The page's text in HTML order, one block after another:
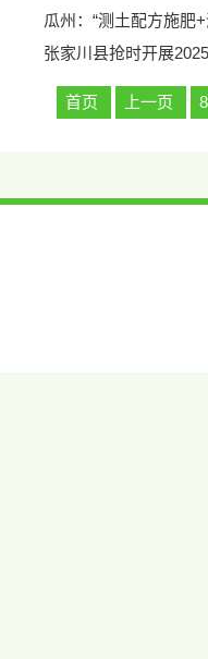
瓜州：“测土配方施肥
张家川县抢时开展
首页 上一页 8